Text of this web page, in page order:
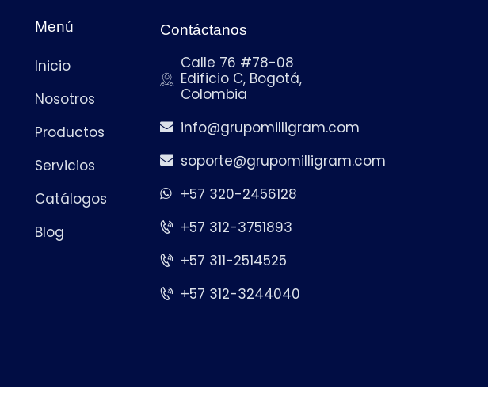
Menú
Inicio
Nosotros
Productos
Servicios
Catálogos
Blog
Contáctanos
Calle 76 #78-08
Edificio C, Bogotá,
Colombia
info@grupomilligram.com
soporte@grupomilligram.com
+57 320-2456128
+57 312-3751893
+57 311-2514525
+57 312-3244040